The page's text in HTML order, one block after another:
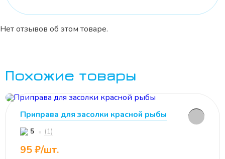
Нет отзывов об этом товаре.
Похожие товары
Приправа для засолки красной рыбы
5 (1)
95 ₽/шт.